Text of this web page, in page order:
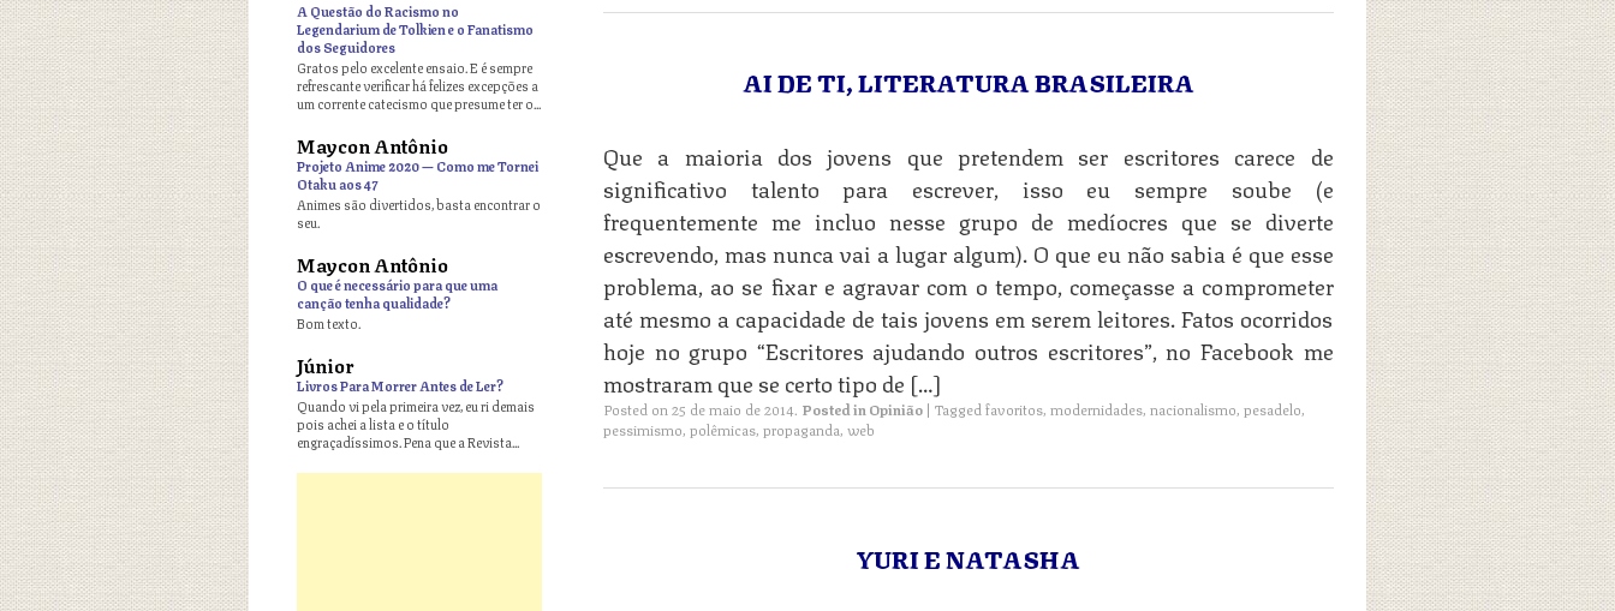
AI DE TI, LITERATURA BRASILEIRA
Que a maioria dos jovens que pretendem ser escritores carece de
significativo talento para escrever, isso eu sempre soube (e
frequentemente me incluo nesse grupo de medíocres que se diverte
escrevendo, mas nunca vai a lugar algum). O que eu não sabia é que esse
problema, ao se fixar e agravar com o tempo, começasse a comprometer
até mesmo a capacidade de tais jovens em serem leitores. Fatos ocorridos
hoje no grupo “Escritores ajudando outros escritores”, no Facebook me
mostraram que se certo tipo de […]
Posted on25 de maio de 2014. Posted inOpinião | Taggedfavoritos, modernidades, nacionalismo, pesadelo,
pessimismo, polêmicas, propaganda, web
YURI E NATASHA
A Questão do Racismo no
Legendarium de Tolkien e o Fanatismo
dos Seguidores
Gratos pelo excelente ensaio. E é sempre
refrescante verificar há felizes excepções a
um corrente catecismo que presume ter o...
Maycon Antônio
Projeto Anime 2020 — Como me Tornei
Otaku aos 47
Animes são divertidos, basta encontrar o
seu.
Maycon Antônio
O que é necessário para que uma
canção tenha qualidade?
Bom texto.
Júnior
Livros Para Morrer Antes de Ler?
Quando vi pela primeira vez, eu ri demais
pois achei a lista e o título
engraçadíssimos. Pena que a Revista...